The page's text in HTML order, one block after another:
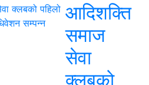
आदिशक्ति
समाज
सेवा
क्लबको